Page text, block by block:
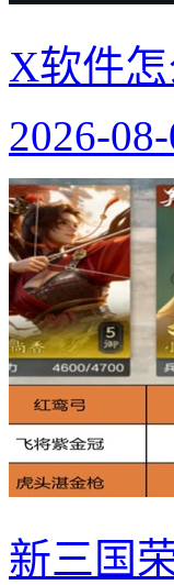
X软件
2026-
新三国